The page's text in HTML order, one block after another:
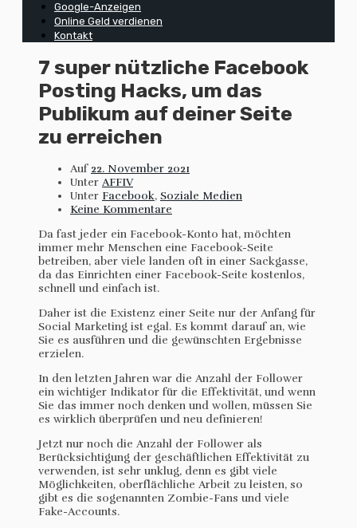
Google-Anzeigen
Online Geld verdienen
Kontakt
7 super nützliche Facebook
Posting Hacks, um das
Publikum auf deiner Seite
zu erreichen
Auf 22. November 2021
Unter AFFIV
Unter Facebook, Soziale Medien
Keine Kommentare
Da fast jeder ein Facebook-Konto hat, möchten
immer mehr Menschen eine Facebook-Seite
betreiben, aber viele landen oft in einer Sackgasse,
da das Einrichten einer Facebook-Seite kostenlos,
schnell und einfach ist.
Daher ist die Existenz einer Seite nur der Anfang für
Social Marketing ist egal. Es kommt darauf an, wie
Sie es ausführen und die gewünschten Ergebnisse
erzielen.
In den letzten Jahren war die Anzahl der Follower
ein wichtiger Indikator für die Effektivität, und wenn
Sie das immer noch denken und wollen, müssen Sie
es wirklich überprüfen und neu definieren!
Jetzt nur noch die Anzahl der Follower als
Berücksichtigung der geschäftlichen Effektivität zu
verwenden, ist sehr unklug, denn es gibt viele
Möglichkeiten, oberflächliche Arbeit zu leisten, so
gibt es die sogenannten Zombie-Fans und viele
Fake-Accounts.